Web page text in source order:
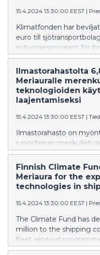
15.4.2024 13:30:00 EEST |
Klimatfonden har
euro till
nybyggesprogram för
fartygslösningar. I den
effektivare fartyg som
möjlighet att visa vägen
hela sektorn.
Ilmastorahastolta
Meriauralle
teknologioiden
laajentamiseksi
15.4.2024 13:30:00 EEST |
Ilmastorahasto on
juniorilainan
käyttöönottoon.
uusiutuvilla
aluksilla on mahdollisuus
Finnish Climate
Meriaura for the
technologies in
15.4.2024 13:30:00 EEST |
The Climate Fund has
million to the shipping
fleet renewal
low-carbon shipping